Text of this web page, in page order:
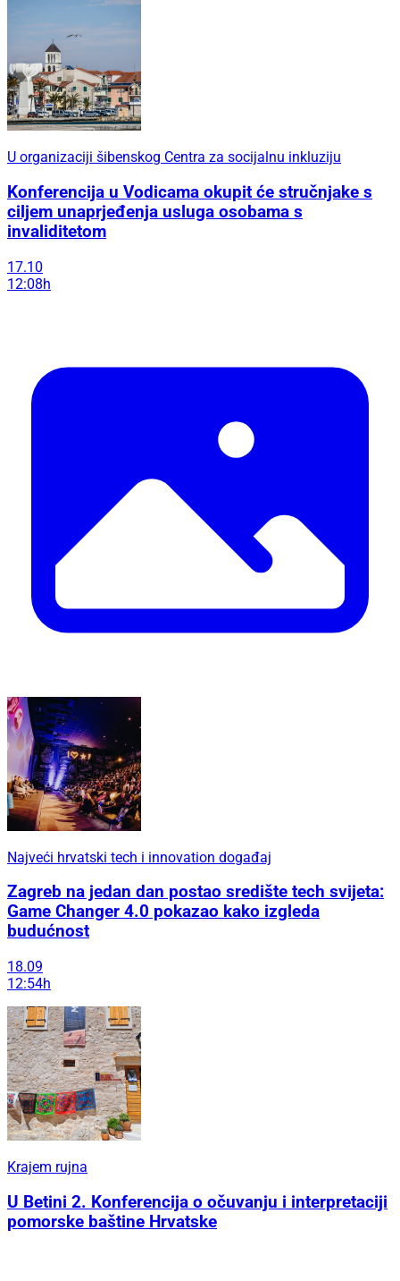
U organizaciji šibenskog Centra za socijalnu inkluziju
Konferencija u Vodicama okupit će stručnjake s
ciljem unaprjeđenja usluga osobama s
invaliditetom
17.10
12:08h
Najveći hrvatski tech i innovation događaj
Zagreb na jedan dan postao središte tech svijeta:
Game Changer 4.0 pokazao kako izgleda
budućnost
18.09
12:54h
Krajem rujna
U Betini 2. Konferencija o očuvanju i interpretaciji
pomorske baštine Hrvatske